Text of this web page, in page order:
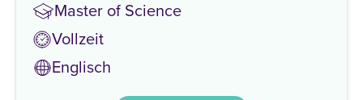
Master of Science
Vollzeit
Englisch